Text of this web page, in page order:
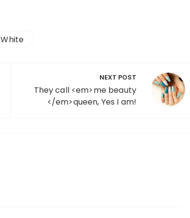
White
NEXT POST
They call <em>me beauty
</em>queen, Yes I am!